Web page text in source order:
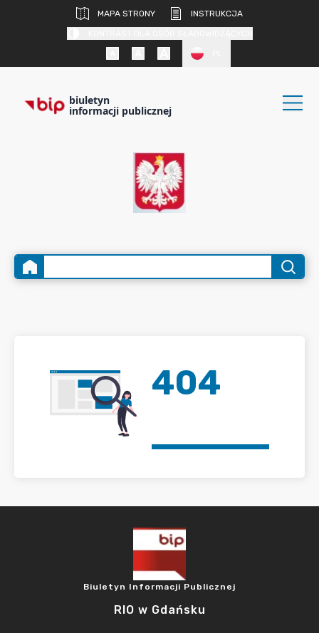
MAPA STRONY
INSTRUKCJA
biuletyn
informacji publicznej
404
Biuletyn Informacji Publicznej
RIO w Gdańsku